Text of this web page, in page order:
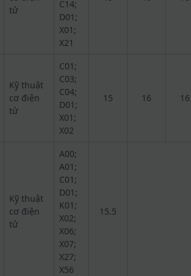
tử
C14;
D01;
X01;
X21
Kỹ thuật
cơ điện
tử
C01;
C03;
C04;
D01;
X01;
X02
15 16 16
Kỹ thuật
cơ điện
tử
A00;
A01;
C01;
D01;
K01;
X02;
X06;
X07;
X27;
X56
15.5